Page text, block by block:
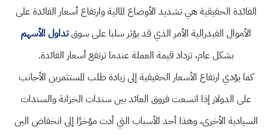
الفائدة الحقيقية هي تشديد الأوضاع المالية وارتفاع أسعار الفائدة على
الأموال الفيدرالية الأمر الذي قد يؤثر سلبا على سوقتداول الأسهم
بشكل عام، تزداد قيمة العملة عندما ترتفع أسعار الفائدة.
كما يؤدي ارتفاع الأسعار الحقيقية إلى زيادة طلب المستثمرين الأجانب
على الدولار إذا اتسعت فروق العائد بين سندات الخزانة والسندات
السيادية الأخرى، وهذا أحد الأسباب التي أدت مؤخرًا إلى انخفاض الين